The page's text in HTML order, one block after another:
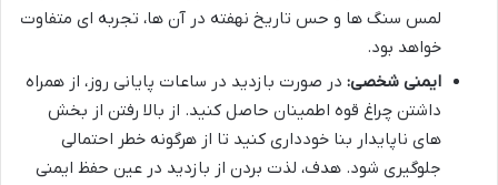
لمس سنگ ها و حس تاریخ نهفته در آن ها، تجربه ای متفاوت
خواهد بود.
ایمنی شخصی: در صورت بازدید در ساعات پایانی روز، از همراه
داشتن چراغ قوه اطمینان حاصل کنید. از بالا رفتن از بخش
های ناپایدار بنا خودداری کنید تا از هرگونه خطر احتمالی
جلوگیری شود. هدف، لذت بردن از بازدید در عین حفظ ایمنی